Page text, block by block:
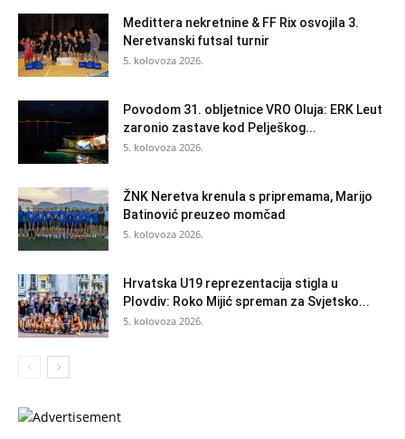
Medittera nekretnine & FF Rix osvojila 3.
Neretvanski futsal turnir
5. kolovoza 2026.
Povodom 31. obljetnice VRO Oluja: ERK Leut
zaronio zastave kod Pelješkog...
5. kolovoza 2026.
ŽNK Neretva krenula s pripremama, Marijo
Batinović preuzeo momčad
5. kolovoza 2026.
Hrvatska U19 reprezentacija stigla u
Plovdiv: Roko Mijić spreman za Svjetsko...
5. kolovoza 2026.